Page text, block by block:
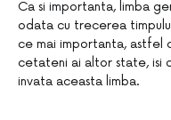
Ca si importanta, limba
odata cu trecerea
ce mai importanta, astfel
cetateni ai altor state, isi
invata aceasta limba.